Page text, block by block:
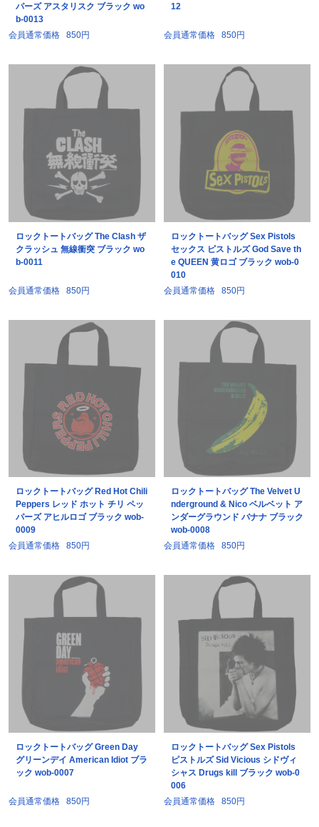
パーズ アスタリスク ブラック wo
b-0013
会員通常価格
850円
12
会員通常価格 850円
ロックトートバッグ The Clash ザ
クラッシュ 無線衝突 ブラック wo
b-0011
会員通常価格 850円
ロックトートバッグ Sex Pistols
セックス ピストルズ God Save th
e QUEEN 黄ロゴ ブラック wob-0
010
会員通常価格
850円
ロックトートバッグ Red Hot Chili
Peppers レッド ホット チリ ペッ
パーズ アヒルロゴ ブラック wob-
0009
会員通常価格
850円
ロックトートバッグ The Velvet U
nderground & Nico ベルベット ア
ンダーグラウンド バナナ ブラック
wob-0008
会員通常価格
850円
ロックトートバッグ Green Day
グリーンデイ American Idiot ブラ
ック wob-0007
会員通常価格 850円
ロックトートバッグ Sex Pistols
ピストルズ Sid Vicious シドヴィ
シャス Drugs kill ブラック wob-0
006
会員通常価格
850円